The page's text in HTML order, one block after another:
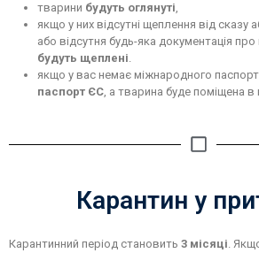
тварини будуть оглянуті,
якщо у них відсутні щеплення від сказу
або відсутня будь-яка документація
будуть щеплені.
якщо у вас немає міжнародного
паспорт ЄС, а тварина буде поміщена в
Карантин у
Карантинний період становить 3 місяці.